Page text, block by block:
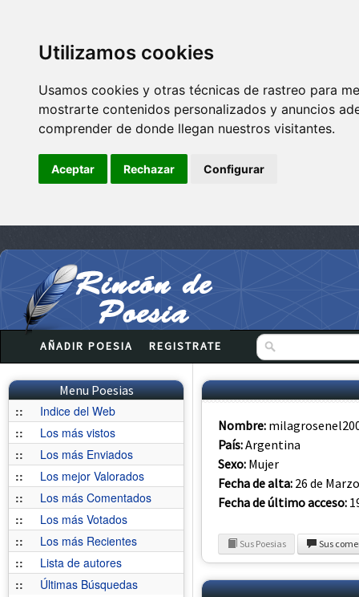
Utilizamos cookies
Usamos cookies y otras técnicas de rastreo para
mostrarte contenidos personalizados y anuncios
comprender de donde llegan nuestros visitantes.
Aceptar Rechazar Configurar
AÑADIR POESIA REGISTRATE
Menu Poesias
::
Indice del Web
::
Los más vistos
::
Los más Enviados
::
Los mejor Valorados
::
Los más Comentados
::
Los más Votados
::
Los más Recientes
::
Lista de autores
::
Últimas Búsquedas
Nombre:
País:Argentina
Sexo: Mujer
Fecha de alta: 26 de
Fecha de último acceso:
Sus Poesias Sus